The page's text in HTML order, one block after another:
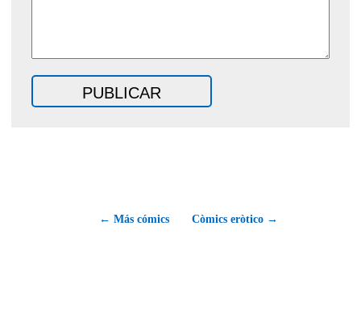
← Más cómics Còmics eròtico →